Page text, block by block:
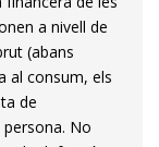
a nivell de
(abans
al consum, els
de
No